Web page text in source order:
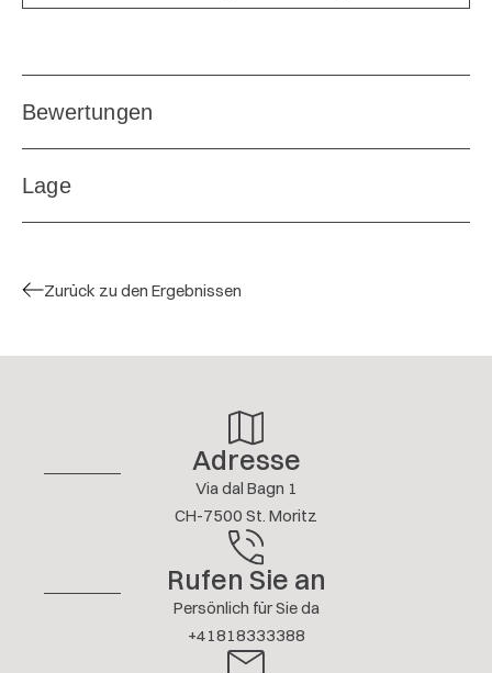
Ausstattung:4.6
Preis/Leistung:
Antwort anzeigen
Weitere Bewertungen
Zurück zu den Ergebnissen
Adresse
Via dal Bagn 1
CH-7500 St. Moritz
Rufen Sie an
Persönlich für Sie da
+41818333388